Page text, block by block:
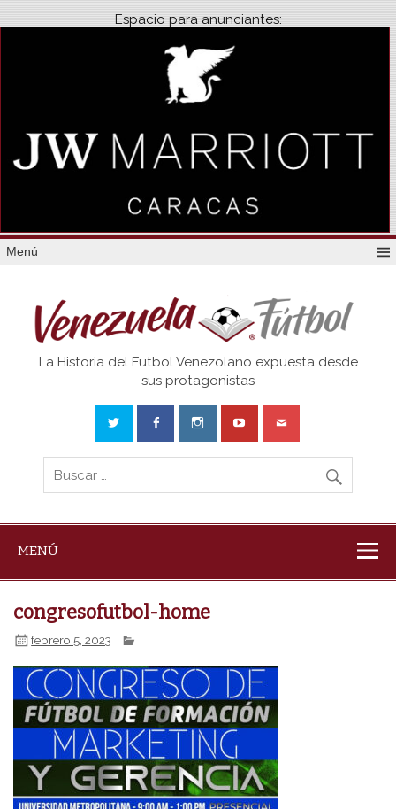
Espacio para anunciantes:
Menú
Venezuela
La Historia del Futbol Venezolano expuesta desde
sus protagonistas
MENÚ
congresofutbol-home
febrero 5, 2023